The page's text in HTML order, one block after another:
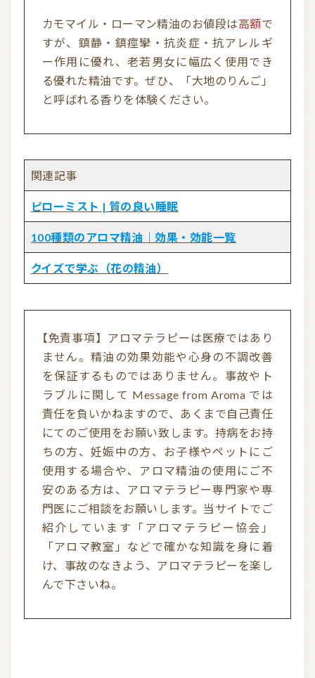
カモマイル・ローマン精油のお値段は高額で
すが、鎮静・鎮痙攣・抗炎症・抗アレルギ
ー作用に優れ、老若男女に幅広く使用でき
る優れた精油です。ぜひ、「大地のりんご」
と呼ばれる香りを体験ください。
関連記事
ピローミスト | 質の良い睡眠
100種類のアロマ精油｜効果・効能一覧
クイズで学ぶ（花の精油）
【免責事項】アロマテラピーは医療ではあり
ません。精油の効果効能や心身の不調改善
を保証するものではありません。事故やト
ラブルに関して Message from Aroma では
責任を負いかねますので、あくまで自己責任
にてのご使用をお願い致します。持病をお持
ちの方、妊娠中の方、お子様やペットにご
使用する場合や、アロマ精油の使用にご不
安のある方は、アロマテラピー専門家や専
門医にご相談をお願いします。当サイトでご
紹介しています「アロマテラピー協会」
「アロマ教室」などで確かな知識を身に着
け、事故のなきよう、アロマテラピーを楽し
んで下さいね。